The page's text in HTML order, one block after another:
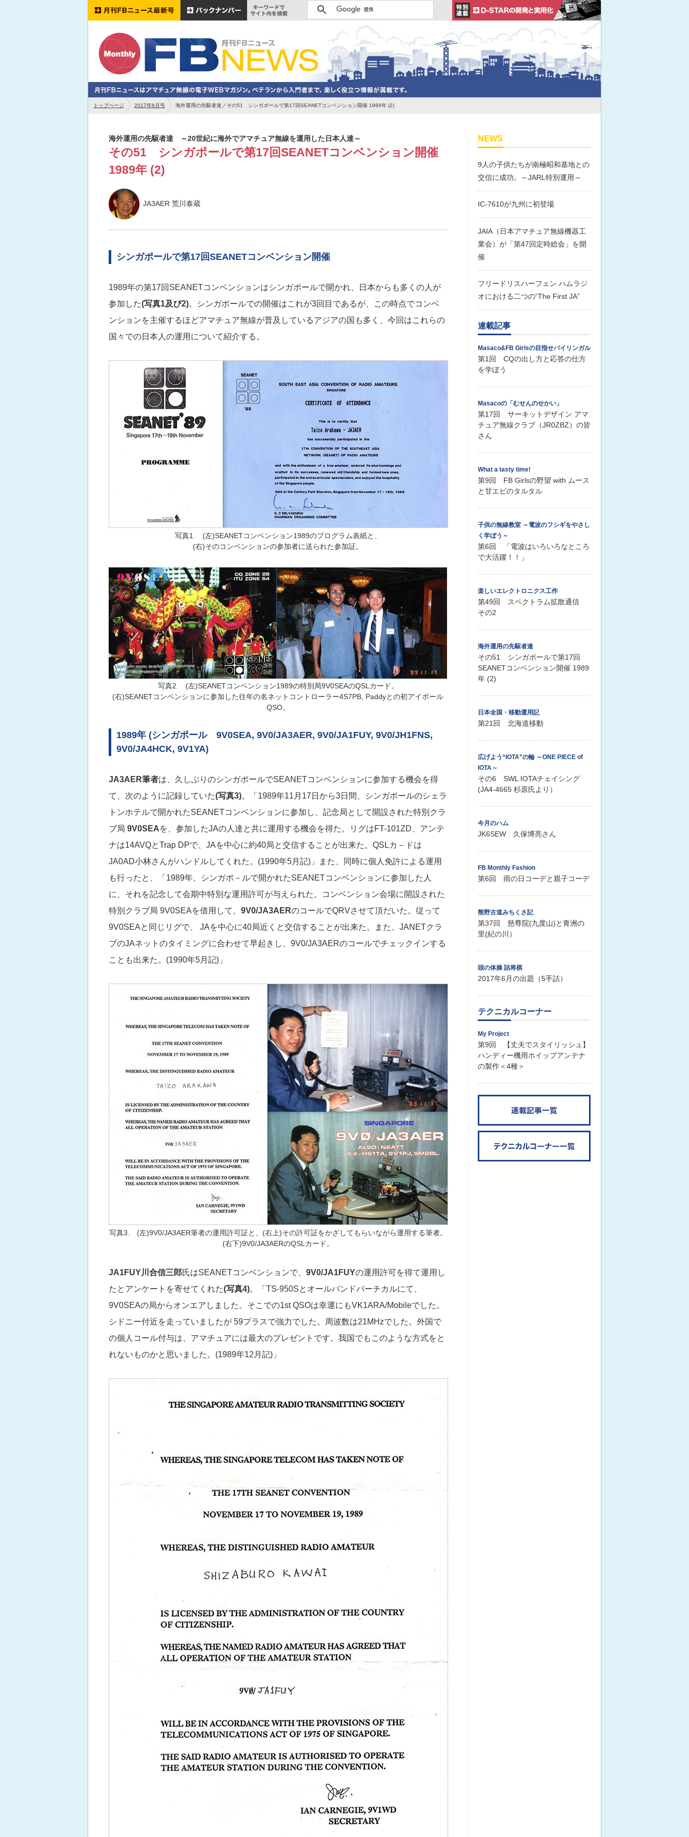
トップページ 2017年6月号 海外運用の先駆者達／その51 シンガポールで第17回SEANETコンベンション開催 1989年 (2)
海外運用の先駆者達 ～20世紀に海外でアマチュア無線を運用した日本人達～
その51 シンガポールで第17回SEANETコンベンション開催
1989年 (2)
JA3AER 荒川泰蔵
シンガポールで第17回SEANETコンベンション開催
1989年の第17回SEANETコンベンションはシンガポールで開かれ、日本からも多くの人が
参加した(写真1及び2)。シンガポールでの開催はこれが3回目であるが、この時点でコンベ
ンションを主催するほどアマチュア無線が普及しているアジアの国も多く、今回はこれらの
国々での日本人の運用について紹介する。
写真1. (左)SEANETコンベンション1989のプログラム表紙と、
(右)そのコンベンションの参加者に送られた参加証。
写真2. (左)SEANETコンベンション1989の特別局9V0SEAのQSLカード。
(右)SEANETコンベンションに参加した往年の名ネットコントローラー4S7PB, Paddyとの初アイボール
QSO。
1989年 (シンガポール 9V0SEA, 9V0/JA3AER, 9V0/JA1FUY, 9V0/JH1FNS,
9V0/JA4HCK, 9V1YA)
JA3AER筆者は、久しぶりのシンガポールでSEANETコンベンションに参加する機会を得
て、次のように記録していた(写真3)。「1989年11月17日から3日間、シンガポールのシェラ
トンホテルで開かれたSEANETコンベンションに参加し、記念局として開設された特別クラ
ブ局 9V0SEAを、参加したJAの人達と共に運用する機会を得た。リグはFT-101ZD、アンテ
ナは14AVQとTrap DPで、JAを中心に約40局と交信することが出来た。QSLカ－ドは
JA0AD小林さんがハンドルしてくれた。(1990年5月記)」また、同時に個人免許による運用
も行ったと、「1989年、シンガポ－ルで開かれたSEANETコンベンションに参加した人
に、それを記念して会期中特別な運用許可が与えられた。コンベンション会場に開設された
特別クラブ局 9V0SEAを借用して、 9V0/JA3AERのコールでQRVさせて頂だいた。従って
9V0SEAと同じリグで、 JAを中心に40局近くと交信することが出来た。また、JANETクラ
ブのJAネットのタイミングに合わせて早起きし、9V0/JA3AERのコールでチェックインする
ことも出来た。(1990年5月記)」
写真3. (左)9V0/JA3AER筆者の運用許可証と、(右上)その許可証をかざしてもらいながら運用する筆者。
(右下)9V0/JA3AERのQSLカード。
JA1FUY川合信三郎氏はSEANETコンベンションで、 9V0/JA1FUYの運用許可を得て運用し
たとアンケートを寄せてくれた(写真4)。「TS-950Sとオールバンドバーチカルにて、
9V0SEAの局からオンエアしました。そこでの1st QSOは幸運にもVK1ARA/Mobileでした。
シドニー付近を走っていましたが 59プラスで強力でした。周波数は21MHzでした。外国で
の個人コール付与は、アマチュアには最大のプレゼントです。我国でもこのような方式をと
れないものかと思いました。(1989年12月記)」
NEWS
9人の子供たちが南極昭和基地との
交信に成功。～JARL特別運用～
IC-7610が九州に初登場
JAIA（日本アマチュア無線機器工
業会）が「第47回定時総会」を開
催
フリードリスハーフェン ハムラジ
オにおける二つの“The First JA”
連載記事
Masaco&FB Girlsの目指せバイリンガル
第1回 CQの出し方と応答の仕方
を学ぼう
Masacoの「むせんのせかい」
第17回 サーキットデザイン アマ
チュア無線クラブ（JR0ZBZ）の皆
さん
What a tasty time!
第9回 FB Girlsの野望 with ムース
と甘エビのタルタル
子供の無線教室 ～電波のフシギをやさし
く学ぼう～
第6回 「電波はいろいろなところ
で大活躍！！」
楽しいエレクトロニクス工作
第49回 スペクトラム拡散通信
その2
海外運用の先駆者達
その51 シンガポールで第17回
SEANETコンベンション開催 1989
年 (2)
日本全国・移動運用記
第21回 北海道移動
広げよう“IOTA”の輪 ～ONE PIECE of
IOTA～
その6 SWL IOTAチェイシング
(JA4-4665 杉原氏より）
今月のハム
JK6SEW 久保博亮さん
FB Monthly Fashion
第6回 雨の日コーデと親子コーデ
熊野古道みちくさ記
第37回 慈尊院(九度山)と青洲の
里(紀の川）
頭の体操 詰将棋
2017年6月の出題（5手詰）
テクニカルコーナー
My Project
第9回 【丈夫でスタイリッシュ】
ハンディー機用ホイップアンテナ
の製作＜4種＞